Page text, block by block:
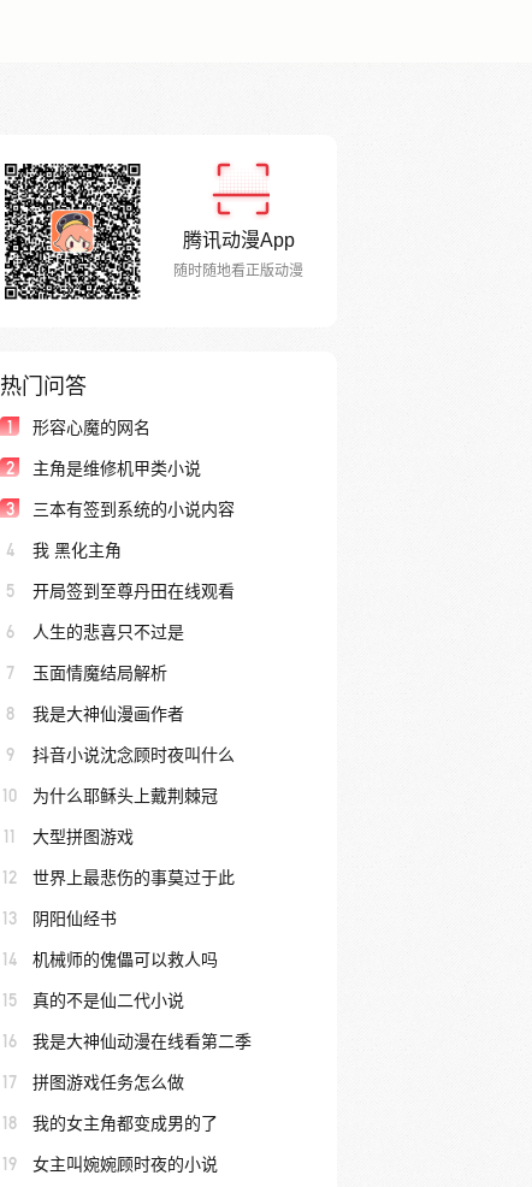
腾讯动漫App
随时随地看正版动漫
热门问答
1 形容心魔的网名
2 主角是维修机甲类小说
3 三本有签到系统的小说内容
4 我 黑化主角
5 开局签到至尊丹田在线观看
6 人生的悲喜只不过是
7 玉面情魔结局解析
8 我是大神仙漫画作者
9 抖音小说沈念顾时夜叫什么
10 为什么耶稣头上戴荆棘冠
11 大型拼图游戏
12 世界上最悲伤的事莫过于此
13 阴阳仙经书
14 机械师的傀儡可以救人吗
15 真的不是仙二代小说
16 我是大神仙动漫在线看第二季
17 拼图游戏任务怎么做
18 我的女主角都变成男的了
19 女主叫婉婉顾时夜的小说